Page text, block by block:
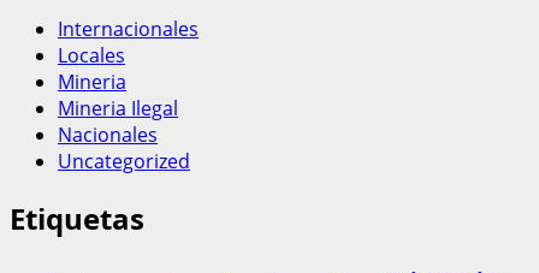
Internacionales
Locales
Mineria
Mineria Ilegal
Nacionales
Uncategorized
Etiquetas